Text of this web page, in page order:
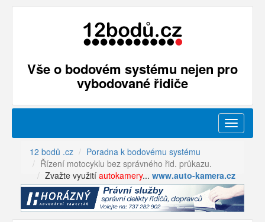
Vše o bodovém systému nejen pro
vybodované řidiče
Menu
12 bodů .cz
Poradna k bodovému systému
Řízení motocyklu bez správného řid. průkazu.
Zvažte využití autokamery... www.auto-kamera.cz